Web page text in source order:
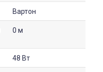
Вартон
0 м
48 Вт